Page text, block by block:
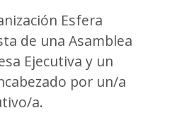
Esfera
de una Asamblea
Ejecutiva y un
por un/a
a.